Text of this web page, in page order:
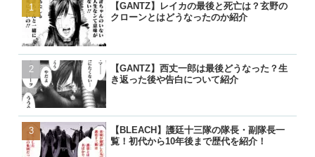
【GANTZ】レイカの最後と死亡は？玄野の
クローンとはどうなったのか紹介
【GANTZ】西丈一郎は最後どうなった？生
き返った後や告白について紹介
【BLEACH】護廷十三隊の隊長・副隊長一
覧！初代から10年後まで歴代を紹介！
【GANTZ】レイカの最後と
クローンとはどうなったの
【GANTZ】西丈一郎は最後
き返った後や告白について
【GANTZ】加藤勝が死亡し
は？弟や山咲と最後はどう
【GANTZ】レイカの最後と
クローンとはどうなったの
【GANTZ】西丈一郎は最後
き返った後や告白について
【GANTZ】加藤勝が死亡し
は？弟や山咲と最後はどう
【BORUTO】うずまきナル
現在のナルトは生きている
【呪術廻戦】七海健人は渋
た？死因や最後、虎杖に遺
【名探偵コナン】コナンの
る人物一覧！いつ知ったの